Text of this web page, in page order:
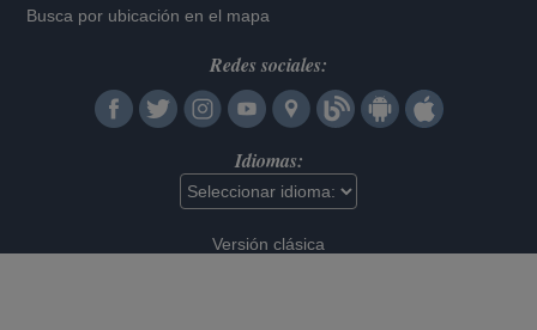
Busca por ubicación en el mapa
Redes sociales:
Idiomas:
Versión clásica